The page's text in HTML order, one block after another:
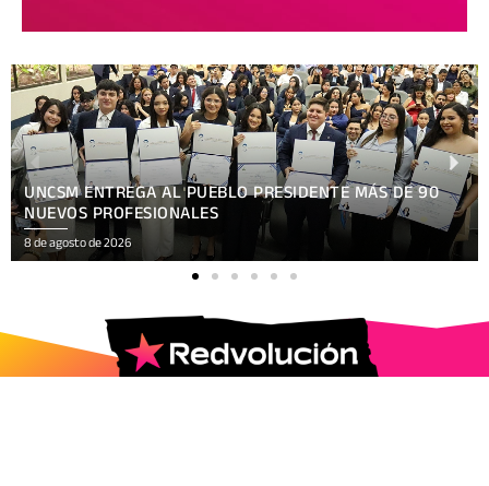
XV FESTIVAL INTERNACIONAL REÚNE EN NICARAGUA
ARTE, CULTURA
8 de agosto de 2026